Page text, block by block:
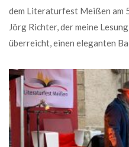
dem Literaturfest Meißen am
Jörg Richter, der meine
überreicht, einen eleganten